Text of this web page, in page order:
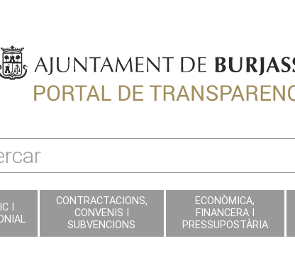
I
CONTRACTACIONS,
CONVENIS I
SUBVENCIONS
ECONÒMICA,
FINANCERA I
PRESSUPOSTÀRIA